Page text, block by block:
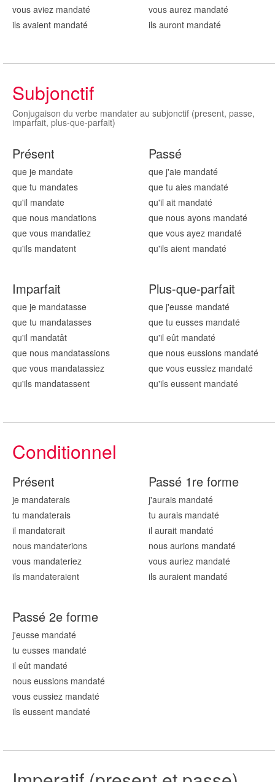
vous aviez mandaté
ils avaient mandaté
vous aurez mandaté
ils auront mandaté
Subjonctif
Conjugaison du verbe mandater au subjonctif (present, passe,
imparfait, plus-que-parfait)
Présent
que je mandate
que tu mandates
qu'il mandate
que nous mandations
que vous mandatiez
qu'ils mandatent
Passé
que j'aie mandaté
que tu aies mandaté
qu'il ait mandaté
que nous ayons mandaté
que vous ayez mandaté
qu'ils aient mandaté
Imparfait
que je mandatasse
que tu mandatasses
qu'il mandatât
que nous mandatassions
que vous mandatassiez
qu'ils mandatassent
Plus-que-parfait
que j'eusse mandaté
que tu eusses mandaté
qu'il eût mandaté
que nous eussions mandaté
que vous eussiez mandaté
qu'ils eussent mandaté
Conditionnel
Présent
je mandaterais
tu mandaterais
il mandaterait
nous mandaterions
vous mandateriez
ils mandateraient
Passé 1re forme
j'aurais mandaté
tu aurais mandaté
il aurait mandaté
nous aurions mandaté
vous auriez mandaté
ils auraient mandaté
Passé 2e forme
j'eusse mandaté
tu eusses mandaté
il eût mandaté
nous eussions mandaté
vous eussiez mandaté
ils eussent mandaté